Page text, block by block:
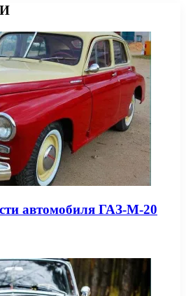
автомобиля ГАЗ-М-20